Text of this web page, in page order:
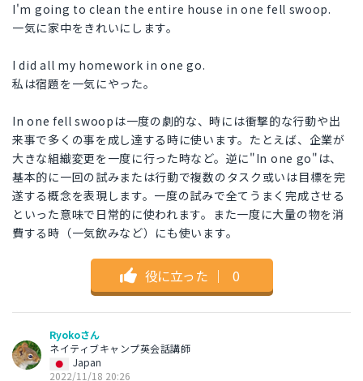
I'm going to clean the entire house in one fell swoop.
一気に家中をきれいにします。
I did all my homework in one go.
私は宿題を一気にやった。
In one fell swoopは一度の劇的な、時には衝撃的な行動や出
来事で多くの事を成し達する時に使います。たとえば、企業が
大きな組織変更を一度に行った時など。逆に"In one go"は、
基本的に一回の試みまたは行動で複数のタスク或いは目標を完
遂する概念を表現します。一度の試みで全てうまく完成させる
といった意味で日常的に使われます。また一度に大量の物を消
費する時（一気飲みなど）にも使います。
役に立った ｜ 0
Ryokoさん
ネイティブキャンプ英会話講師
Japan
2022/11/18 20:26